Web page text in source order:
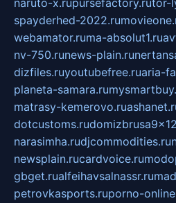
naruto-x.rupursefactory.rutor-
spayderhed-2022.ru
webamator.ruma-absolut1.ru
nv-750.runews-plain.ru
dizfiles.ruyoutubefree.ruaria-
planeta-samara.ru
matrasy-kemerovo.ru
dotcustoms.ru
narasimha.rudjcommodities.ru
newsplain.rucardvoice.ru
gbget.rualfeihavsalnassr.ru
petrovkasports.ruporno-